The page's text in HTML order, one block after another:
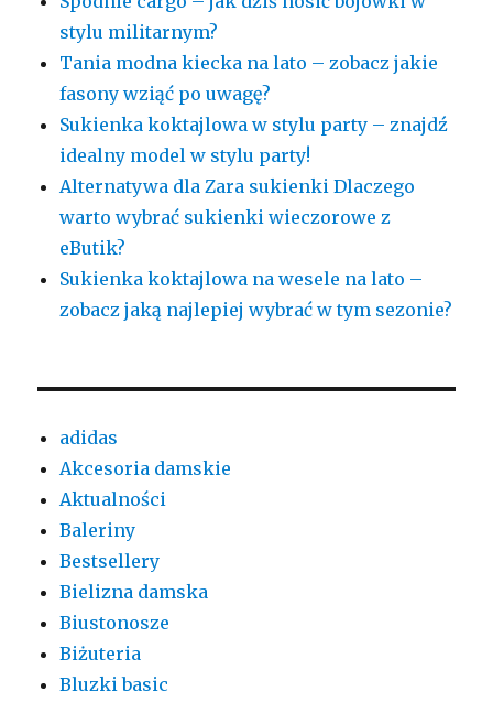
stylu militarnym?
Tania modna kiecka na lato – zobacz jakie
fasony wziąć po uwagę?
Sukienka koktajlowa w stylu party – znajdź
idealny model w stylu party!
Alternatywa dla Zara sukienki Dlaczego
warto wybrać sukienki wieczorowe z
eButik?
Sukienka koktajlowa na wesele na lato –
zobacz jaką najlepiej wybrać w tym sezonie?
adidas
Akcesoria damskie
Aktualności
Baleriny
Bestsellery
Bielizna damska
Biustonosze
Biżuteria
Bluzki basic